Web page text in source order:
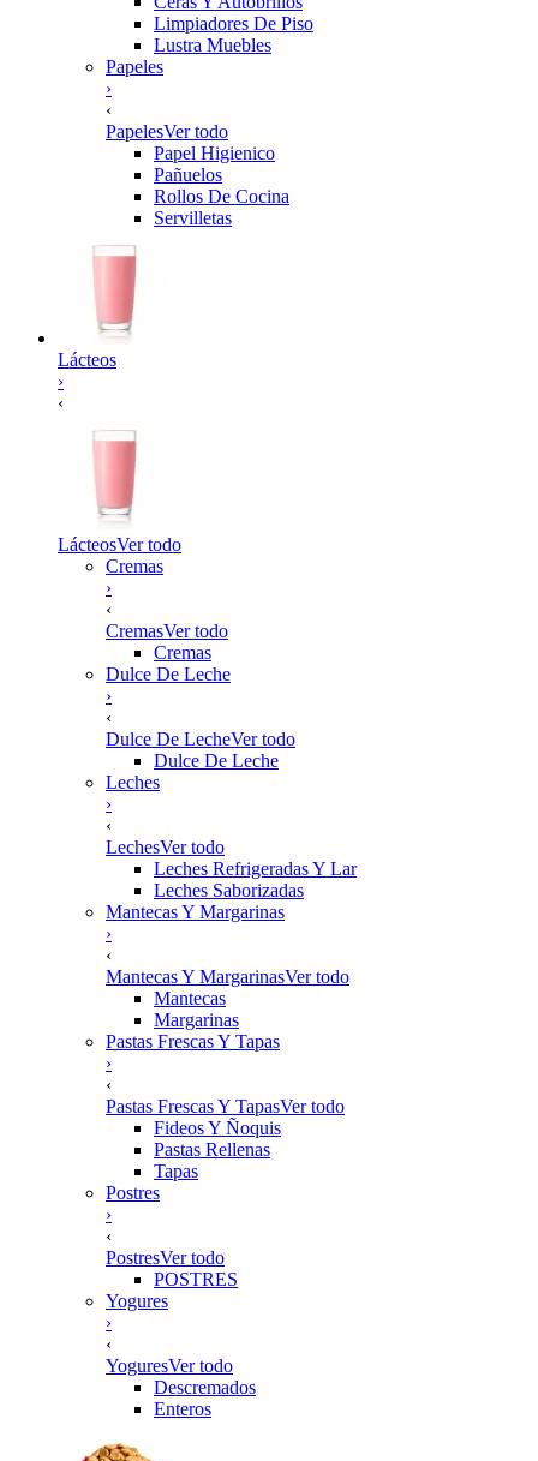
Limpiadores De Piso
Lustra Muebles
Papeles
›
‹
PapelesVer todo
Papel Higienico
Pañuelos
Rollos De Cocina
Servilletas
Lácteos
›
‹
LácteosVer todo
Cremas
›
‹
CremasVer todo
Cremas
Dulce De Leche
›
‹
Dulce De LecheVer todo
Dulce De Leche
Leches
›
‹
LechesVer todo
Leches Refrigeradas Y Lar
Leches Saborizadas
Mantecas Y Margarinas
›
‹
Mantecas Y MargarinasVer todo
Mantecas
Margarinas
Pastas Frescas Y Tapas
›
‹
Pastas Frescas Y TapasVer todo
Fideos Y Ñoquis
Pastas Rellenas
Tapas
Postres
›
‹
PostresVer todo
POSTRES
Yogures
›
‹
YoguresVer todo
Descremados
Enteros